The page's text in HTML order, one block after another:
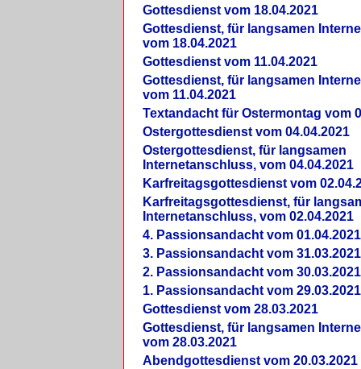
Gottesdienst vom 18.04.2021
Gottesdienst, für langsamen
vom 18.04.2021
Gottesdienst vom 11.04.2021
Gottesdienst, für langsamen
vom 11.04.2021
Textandacht für Ostermontag vom
Ostergottesdienst vom 04.04.2021
Ostergottesdienst, für langsamen
Internetanschluss, vom 04.04.2021
Karfreitagsgottesdienst vom
Karfreitagsgottesdienst, für
Internetanschluss, vom 02.04.2021
4. Passionsandacht vom 01.04.2021
3. Passionsandacht vom 31.03.2021
2. Passionsandacht vom 30.03.2021
1. Passionsandacht vom 29.03.2021
Gottesdienst vom 28.03.2021
Gottesdienst, für langsamen
vom 28.03.2021
Abendgottesdienst vom 20.03.2021